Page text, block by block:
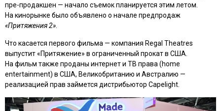
пре-продакшен — начало съемок планируется этим летом.
На кинорынке было объявлено о начале предпродаж
«Притяжения 2»
Что касается первого фильма — компания Regal Theatres
выпустит «Притяжение» в ограниченный прокат в США.
На фильм также проданы интернет и ТВ права (home
entertainment) в США, Великобританию и Австралию —
реализацией прав займется дистрибьютор Capelight.